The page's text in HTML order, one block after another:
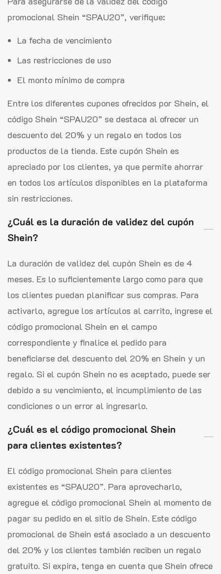
promocional Shein “SPAU20”, verifique:
La fecha de vencimiento
Las restricciones de uso
El monto mínimo de compra
Entre los diferentes cupones ofrecidos por Shein, el
código Shein “SPAU20” se destaca al ofrecer un
descuento del 20% y un regalo en todos los
productos de la tienda. Este cupón Shein es
apreciado por los clientes, ya que permite ahorrar
en todos los artículos disponibles en la plataforma
sin restricciones.
¿Cuál es la duración de validez del cupón
Shein?
La duración de validez del cupón Shein es de 4
meses. Es lo suficientemente largo como para que
los clientes puedan planificar sus compras. Para
activarlo, agregue los artículos al carrito, ingrese el
código promocional Shein en el campo
correspondiente y finalice el pedido para
beneficiarse del descuento del 20% en Shein y un
regalo. Si el cupón Shein no es aceptado, puede ser
debido a su vencimiento, el incumplimiento de las
condiciones o un error al ingresarlo.
¿Cuál es el código promocional Shein
para clientes existentes?
El código promocional Shein para clientes
existentes es “SPAU20”. Para aprovecharlo,
agregue el código promocional Shein al momento de
pagar su pedido en el sitio de Shein. Este código
promocional de Shein está asociado a un descuento
del 20% y los clientes también reciben un regalo
gratuito. Si expira, tenga en cuenta que Shein ofrece